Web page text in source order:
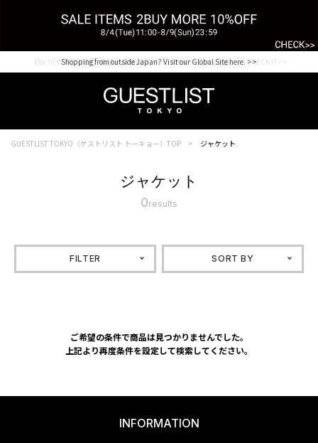
Shopping from outside Japan? Visit our Global Site here. >>
【for NEW MEMBER】新規会員様1000Point Present Campaign CHECK IT>>
GUESTLIST TOKYO（ゲストリスト トーキョー）TOP ジャケット
ジャケット
0results
FILTER SORT BY
ご希望の条件で商品は見つかりませんでした。
上記より再度条件を設定して検索してください。
INFORMATION